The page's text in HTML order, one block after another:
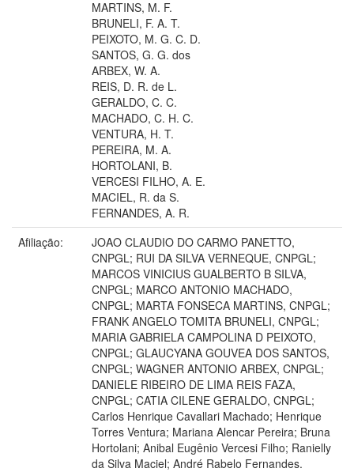
MARTINS, M. F.
BRUNELI, F. A. T.
PEIXOTO, M. G. C. D.
SANTOS, G. G. dos
ARBEX, W. A.
REIS, D. R. de L.
GERALDO, C. C.
MACHADO, C. H. C.
VENTURA, H. T.
PEREIRA, M. A.
HORTOLANI, B.
VERCESI FILHO, A. E.
MACIEL, R. da S.
FERNANDES, A. R.
Afiliação:
JOAO CLAUDIO DO CARMO PANETTO,
CNPGL; RUI DA SILVA VERNEQUE, CNPGL;
MARCOS VINICIUS GUALBERTO B SILVA,
CNPGL; MARCO ANTONIO MACHADO,
CNPGL; MARTA FONSECA MARTINS, CNPGL;
FRANK ANGELO TOMITA BRUNELI, CNPGL;
MARIA GABRIELA CAMPOLINA D PEIXOTO,
CNPGL; GLAUCYANA GOUVEA DOS SANTOS,
CNPGL; WAGNER ANTONIO ARBEX, CNPGL;
DANIELE RIBEIRO DE LIMA REIS FAZA,
CNPGL; CATIA CILENE GERALDO, CNPGL;
Carlos Henrique Cavallari Machado; Henrique
Torres Ventura; Mariana Alencar Pereira; Bruna
Hortolani; Anibal Eugênio Vercesi Filho; Ranielly
da Silva Maciel; André Rabelo Fernandes.